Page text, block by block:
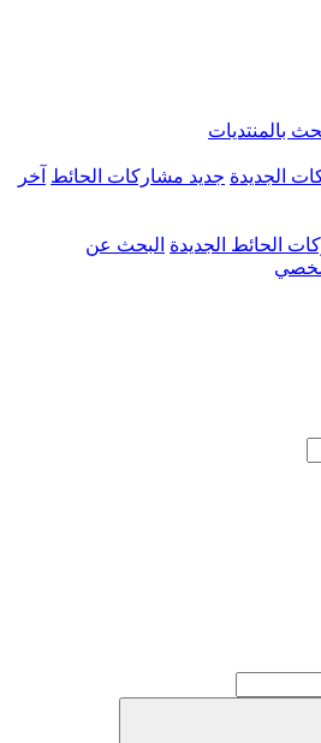
بالمنتديات
الجديدة جديد مشاركات الحائط آخر
الحائط الجديدة البحث عن